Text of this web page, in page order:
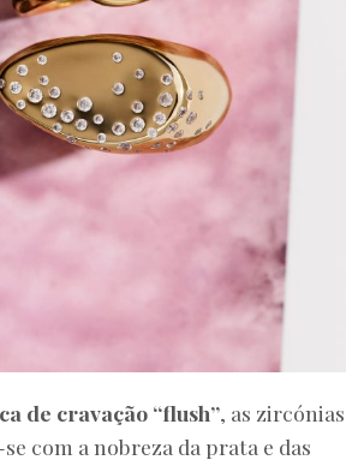
de cravação “flush”, as zircónias
com a nobreza da prata e das